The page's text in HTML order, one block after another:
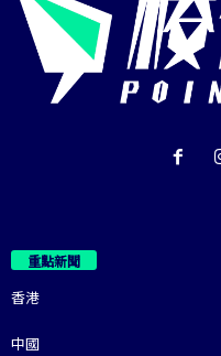
重點新聞
香港
中國